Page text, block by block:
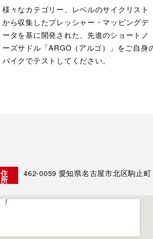
様々なカテゴリー、レベルのサイクリスト
から収集したプレッシャー・マッピングデ
ータを基に開発された、先進のショートノ
ーズサドル「ARGO（アルゴ）」をご自身
バイクでテストしてください。
住
所
462-0059 愛知県名古屋市北区駒止